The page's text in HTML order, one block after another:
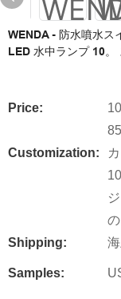
WENDA - 防水噴水ス
LED 水中ランプ 10。
Price:
85
Customization:
Shipping:
Samples: